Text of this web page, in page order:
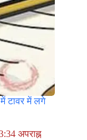
टावर में लगे
अपराह्न